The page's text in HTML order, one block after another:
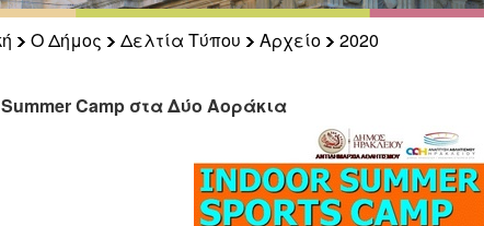
Ο Δήμος Δελτία Τύπου Αρχείο
2020
Camp στα Δύο Αοράκια